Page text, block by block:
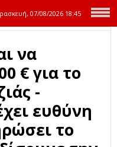
07/08/2026 18:45
να
€ για το
-
ευθύνη
το